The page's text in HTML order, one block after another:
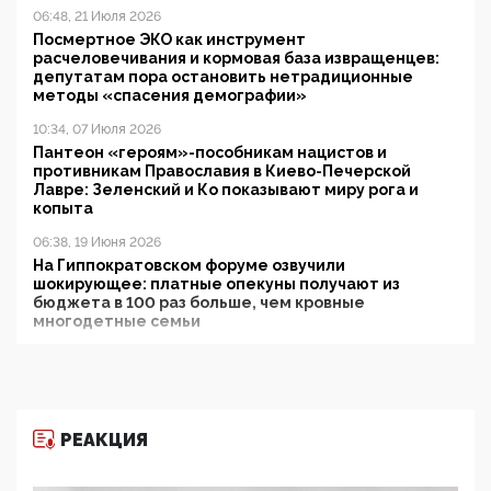
06:48, 21 Июля 2026
Посмертное ЭКО как инструмент
расчеловечивания и кормовая база извращенцев:
депутатам пора остановить нетрадиционные
методы «спасения демографии»
10:34, 07 Июля 2026
Пантеон «героям»-пособникам нацистов и
противникам Православия в Киево-Печерской
Лавре: Зеленский и Ко показывают миру рога и
копыта
06:38, 19 Июня 2026
На Гиппократовском форуме озвучили
шокирующее: платные опекуны получают из
бюджета в 100 раз больше, чем кровные
многодетные семьи
11:53, 09 Июня 2026
РЕАКЦИЯ